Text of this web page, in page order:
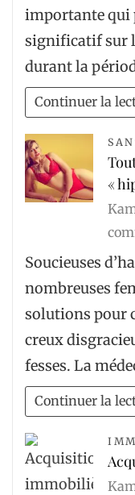
importante qui
significatif sur
durant la
Continuer la
«
Soucieuses
nombreuses
solutions pour
creux
fesses. La
Continuer la